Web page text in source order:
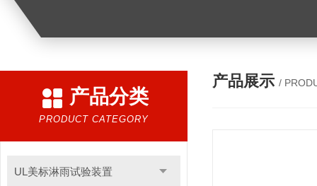
产品分类
PRODUCT CATEGORY
UL美标淋雨试验装置
产品展示 /